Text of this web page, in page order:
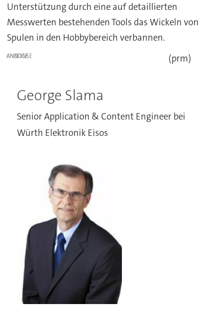
Unterstützung durch eine auf detaillierten
Messwerten bestehenden Tools das Wickeln von
Spulen in den Hobbybereich verbannen.
(prm)
ANZEIGE
George Slama
Senior Application & Content Engineer bei
Würth Elektronik Eisos